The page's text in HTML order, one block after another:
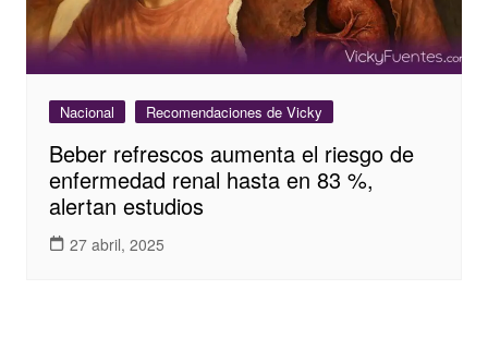
Nacional Recomendaciones de Vicky
Beber refrescos aumenta el riesgo de
enfermedad renal hasta en 83 %,
alertan estudios
27 abril, 2025